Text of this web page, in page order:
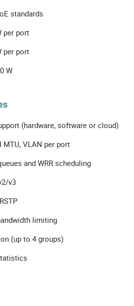
standards
per port
per port
W
(hardware, software or cloud)
MTU, VLAN per port
and WRR scheduling
v3
limiting
(up to 4 groups)